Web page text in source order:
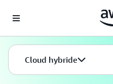
Cloud hybride